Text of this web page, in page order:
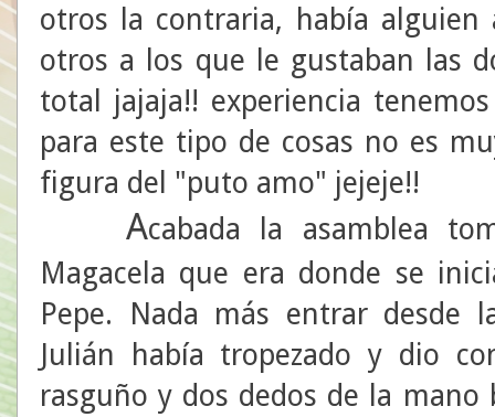
otros la contraria, había
otros a los que le gustaban las
total jajaja!! experiencia
para este tipo de cosas no es
figura del "puto amo" jejeje!!
Acabada la asamblea
Magacela que era donde se
Pepe. Nada más entrar desde
Julián había tropezado y dio
rasguño y dos dedos de la